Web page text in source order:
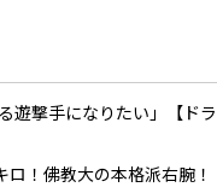
遊撃手になりたい」【ドラ
！佛教大の本格派右腕！